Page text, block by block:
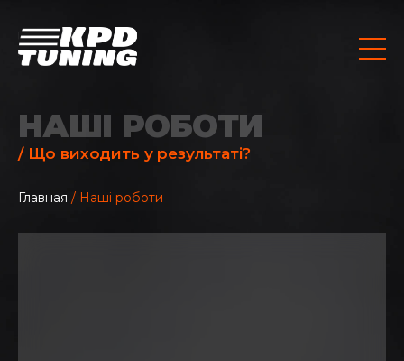
НАШІ РОБОТИ
/ Що виходить у результаті?
Главная / Наші роботи